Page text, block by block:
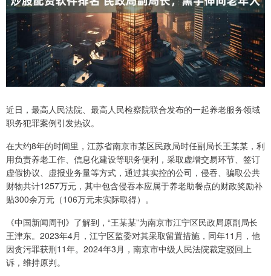
近日，最高人民法院、最高人民检察院联合发布的一起养老服务领域
职务犯罪案例引发热议。
在大约8年的时间里，江苏省南京市某区民政局时任副局长王某某，利
用负责养老工作、信息化建设等职务便利，采取虚增交易环节、签订
虚假协议、虚报业务量等方式，通过其实控的公司，侵吞、骗取公共
财物共计1257万元，其中包含侵吞本应属于养老助餐点的财政奖励补
贴300余万元（106万元未实际取得）。
《中国新闻周刊》了解到，“王某某”为南京市江宁区民政局原副局长
王津东。2023年4月，江宁区监委对其采取留置措施，同年11月，他
因贪污罪获刑11年。2024年3月，南京市中级人民法院裁定驳回上
诉，维持原判。